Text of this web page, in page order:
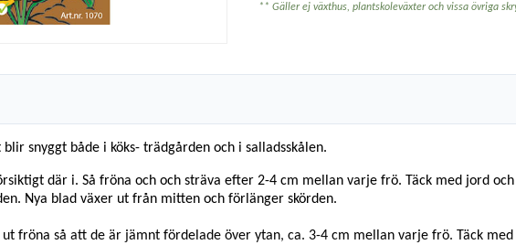
** Gäller ej växthus, plantskoleväxter och vissa övriga
snyggt både i köks- trädgården och i salladsskålen.
där i. Så fröna och och sträva efter 2-4 cm mellan varje frö. Täck med jord
Nya blad växer ut från mitten och förlänger skörden.
fröna så att de är jämnt fördelade över ytan, ca. 3-4 cm mellan varje frö. Täck